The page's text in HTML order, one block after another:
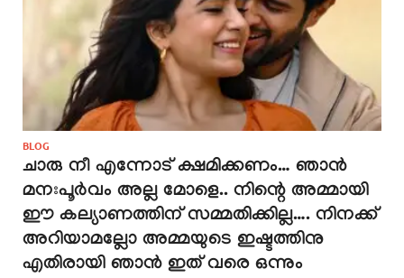
BLOG
ചാരു നീ എന്നോട് ക്ഷമിക്കണം… ഞാൻ
മനഃപൂർവം അല്ല മോളെ.. നിന്റെ അമ്മായി
ഈ കല്യാണത്തിന് സമ്മതിക്കില്ല…. നിനക്ക്
അറിയാമല്ലോ അമ്മയുടെ ഇഷ്ടത്തിനു
എതിരായി ഞാൻ ഇത് വരെ ഒന്നും